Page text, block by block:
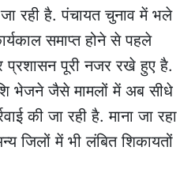
जा रही है. पंचायत चुनाव में भले
समाप्त होने से पहले
प्रशासन पूरी नजर रखे हुए है.
भेजने जैसे मामलों में अब सीधे
की जा रही है. माना जा रहा
जिलों में भी लंबित शिकायतों